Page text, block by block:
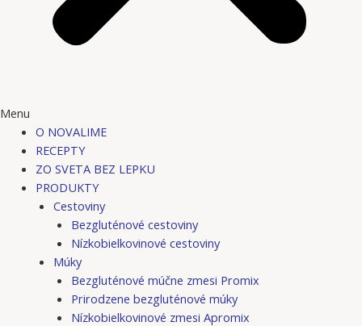
Menu
O NOVALIME
RECEPTY
ZO SVETA BEZ LEPKU
PRODUKTY
Cestoviny
Bezgluténové cestoviny
Nízkobielkovinové cestoviny
Múky
Bezgluténové múčne zmesi Promix
Prirodzene bezgluténové múky
Nízkobielkovinové zmesi Apromix